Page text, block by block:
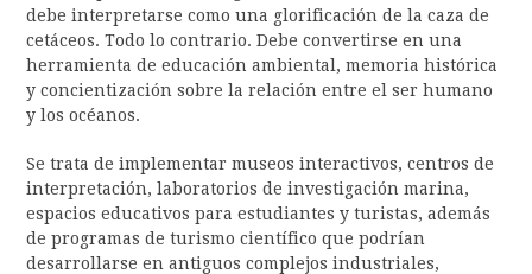
debe interpretarse como una glorificación de la caza de
cetáceos. Todo lo contrario. Debe convertirse en una
herramienta de educación ambiental, memoria histórica
y concientización sobre la relación entre el ser humano
y los océanos.
Se trata de implementar museos interactivos, centros de
interpretación, laboratorios de investigación marina,
espacios educativos para estudiantes y turistas, además
de programas de turismo científico que podrían
desarrollarse en antiguos complejos industriales,